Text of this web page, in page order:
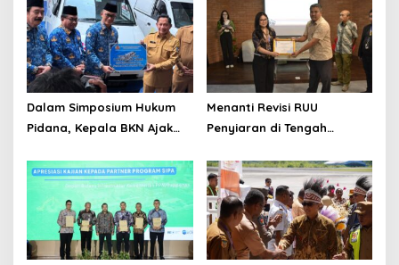
Lingkungan
Menuju Ekosistem
Penyiaran yang Adaptif
Dalam Simposium Hukum
Pidana, Kepala BKN Ajak
Pencegahan Tindak Pidana
di Birokrasi
Menanti Revisi RUU
Penyiaran di Tengah
Akademisi: Jangan Terus
Jadi “Messi dan Ronaldo”
Legislasi